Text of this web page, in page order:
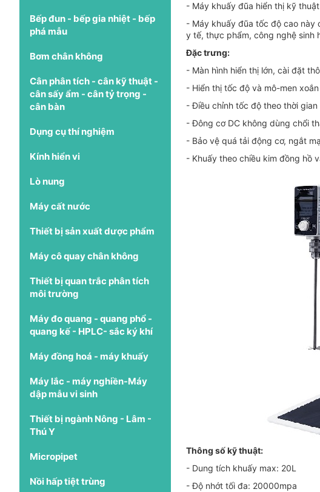
Bếp đun - bếp gia nhiệt - bếp
phá mẫu
Bơm chân không
Cân phân tích - cân kỹ thuật -
cân sấy ẩm - cân tỷ trọng -
cân bàn
Dụng cụ thí nghiệm
Kính hiển vi
Lò nung
Máy cất nước
Thiết bị sản xuất dược phẩm
Máy cô quay chân không
Thiết bị quan trắc phân tích
môi trường
Máy đo quang - quang phổ -
quang kế - HPLC- sắc ký khí
Máy đồng hoá - máy khuấy
Máy lắc - máy nghiền-Máy
dập mẫu vi sinh
Thiết bị ngành Nông - Lâm -
Thú Y
Micropipet
Nồi hấp tiệt trùng
- Máy khuấy đũa hiển thị kỹ
- Máy khuấy đũa tốc độ cao này
y tế, thực phẩm, công nghệ
Đặc trưng:
- Màn hình hiển thị lớn, cài đặt
- Hiển thị tốc độ và mô-men
- Điều chỉnh tốc độ theo thời
- Đông cơ DC không dùng chổi
- Bảo vệ quá tải động cơ, ngắt
- Khuấy theo chiều kim đồng hồ
Thông số kỹ thuật:
- Dung tích khuấy max: 20L
- Độ nhớt tối đa: 20000mpa